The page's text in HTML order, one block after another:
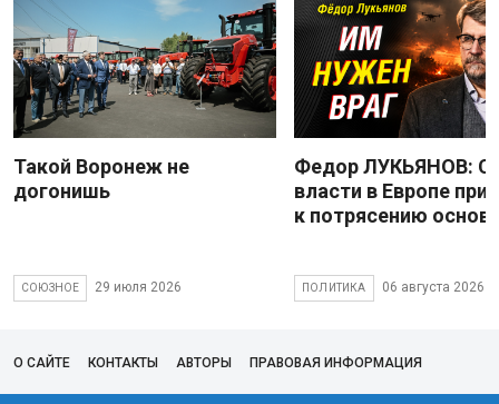
Такой Воронеж не
догонишь
СОЮЗНОЕ 29 июля 2026
Федор ЛУКЬЯНОВ:
власти в Европе
к потрясению основ
ПОЛИТИКА 06 августа 2026
О САЙТЕ КОНТАКТЫ АВТОРЫ ПРАВОВАЯ ИНФОРМАЦИЯ